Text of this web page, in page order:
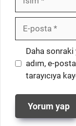
posta
İnternet
sitesi
Daha sonraki
adım, e-
tarayıcıya